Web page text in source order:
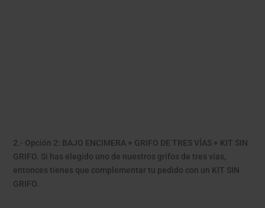
2.- Opción 2: BAJO ENCIMERA + GRIFO DE TRES VÍAS + KIT SIN
GRIFO. Si has elegido uno de nuestros grifos de tres vías,
entonces tienes que complementar tu pedido con un KIT SIN
GRIFO.